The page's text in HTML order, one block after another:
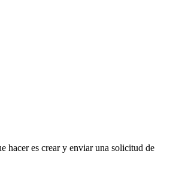
hacer es crear y enviar una solicitud de